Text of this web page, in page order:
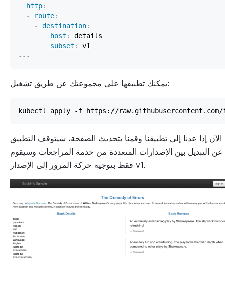
http:
-
route:
-
destination:
host :
subset :
---
يمكنك تطبيقها على مجموعتك عن طريق تشغيل:
الآن إذا عدنا إلى تطبيقنا وقمنا بتحديث الصفحة، سيتوقف التطبيق
عن التبديل بين الإصدارات المتعددة من خدمة المراجعات وسيقوم
فقط بتوجيه حركة المرور إلى الإصدار v1.